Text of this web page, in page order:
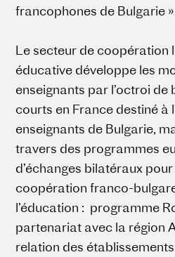
francophones de Bulgarie
Le secteur de coopération
éducative développe les
enseignants par l’octroi de
courts en France destiné à
enseignants de Bulgarie,
travers des programmes
d’échanges bilatéraux
coopération franco-
l’éducation : programme
partenariat avec la région
relation des